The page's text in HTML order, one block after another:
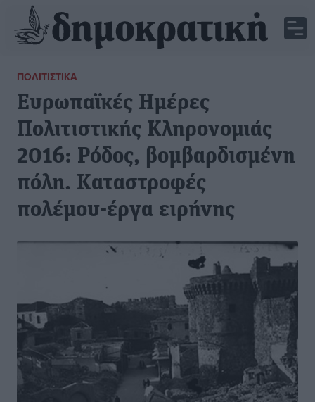
ΠΟΛΙΤΙΣΤΙΚΆ
Ευρωπαϊκές Ημέρες
Πολιτιστικής Κληρονομιάς
2016: Ρόδος, βομβαρδισμένη
πόλη. Καταστροφές
πολέμου-έργα ειρήνης